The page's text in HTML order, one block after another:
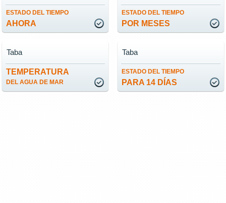
ESTADO DEL TIEMPO
AHORA
ESTADO DEL TIEMPO
POR MESES
TEMPERATURA
DEL AGUA DE MAR
Taba
ESTADO DEL TIEMPO
PARA 14 DÍAS
Taba